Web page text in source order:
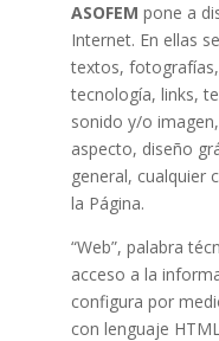
ASOFEM pone a
Internet. En ellas
textos,
tecnología, links,
sonido y/o
aspecto, diseño
general, cualquier
la Página.
“Web”, palabra
acceso a la
configura por
con lenguaje